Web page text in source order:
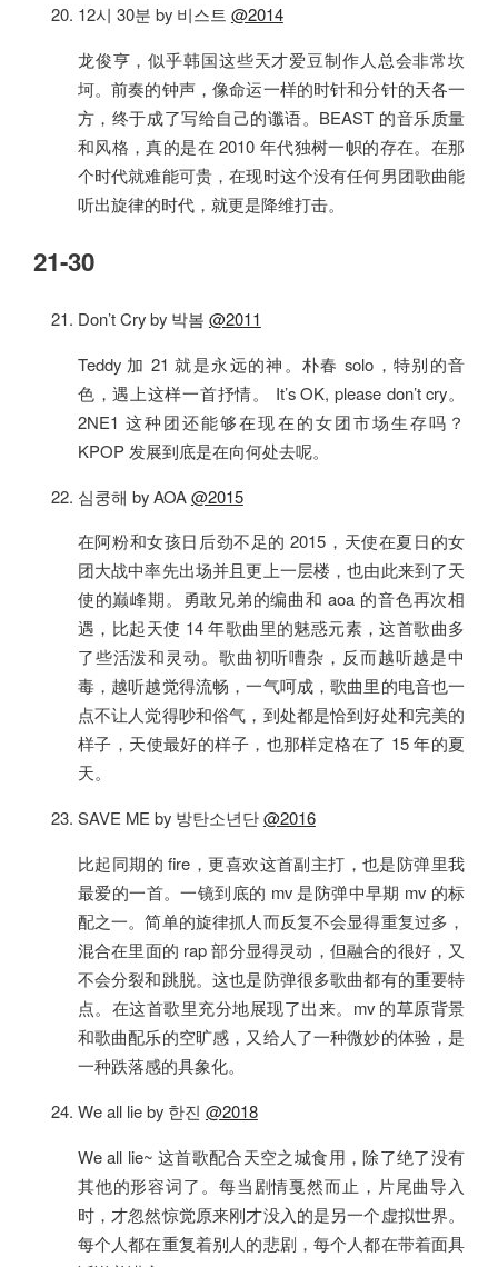
12시 30분 by 비스트 @2014
龙俊亨，似乎韩国这些天才爱豆制作人总会非常坎
坷。前奏的钟声，像命运一样的时针和分针的天各一
方，终于成了写给自己的谶语。BEAST 的音乐质量
和风格，真的是在 2010 年代独树一帜的存在。在那
个时代就难能可贵，在现时这个没有任何男团歌曲能
听出旋律的时代，就更是降维打击。
21-30
Don’t Cry by 박봄 @2011
Teddy 加 21 就是永远的神。朴春 solo，特别的音
色，遇上这样一首抒情。 It’s OK, please don’t cry。
2NE1 这种团还能够在现在的女团市场生存吗？
KPOP 发展到底是在向何处去呢。
심쿵해 by AOA@2015
在阿粉和女孩日后劲不足的 2015，天使在夏日的女
团大战中率先出场并且更上一层楼，也由此来到了天
使的巅峰期。勇敢兄弟的编曲和 aoa 的音色再次相
遇，比起天使 14 年歌曲里的魅惑元素，这首歌曲多
了些活泼和灵动。歌曲初听嘈杂，反而越听越是中
毒，越听越觉得流畅，一气呵成，歌曲里的电音也一
点不让人觉得吵和俗气，到处都是恰到好处和完美的
样子，天使最好的样子，也那样定格在了 15 年的夏
天。
SAVE ME by 방탄소년단@2016
比起同期的 fire，更喜欢这首副主打，也是防弹里我
最爱的一首。一镜到底的 mv 是防弹中早期 mv 的标
配之一。简单的旋律抓人而反复不会显得重复过多，
混合在里面的 rap 部分显得灵动，但融合的很好，又
不会分裂和跳脱。这也是防弹很多歌曲都有的重要特
点。在这首歌里充分地展现了出来。mv 的草原背景
和歌曲配乐的空旷感，又给人了一种微妙的体验，是
一种跌落感的具象化。
We all lie by 한진 @2018
We all lie~ 这首歌配合天空之城食用，除了绝了没有
其他的形容词了。每当剧情戛然而止，片尾曲导入
时，才忽然惊觉原来刚才没入的是另一个虚拟世界。
每个人都在重复着别人的悲剧，每个人都在带着面具